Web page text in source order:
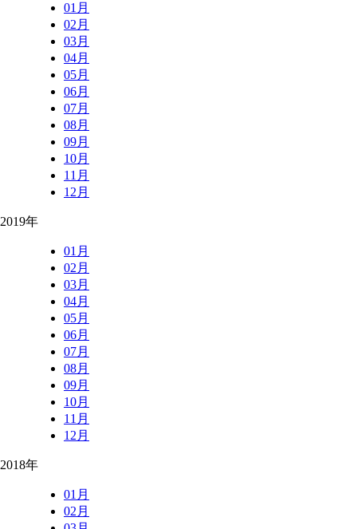
01月
02月
03月
04月
05月
06月
07月
08月
09月
10月
11月
12月
2019年
01月
02月
03月
04月
05月
06月
07月
08月
09月
10月
11月
12月
2018年
01月
02月